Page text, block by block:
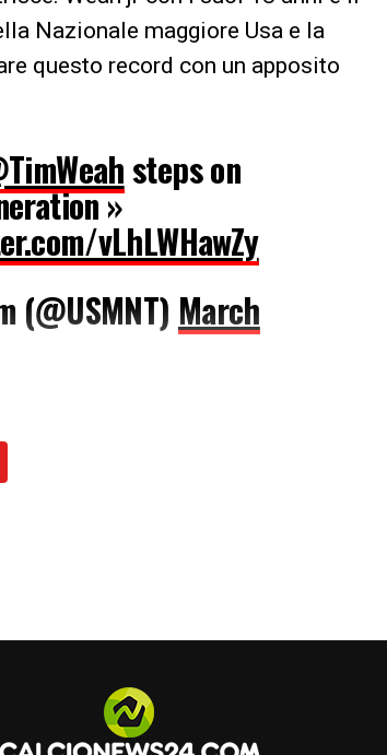
Nazionale maggiore Usa e la
questo record con un apposito
steps on
»
vLhLWHawZy
(@USMNT) March